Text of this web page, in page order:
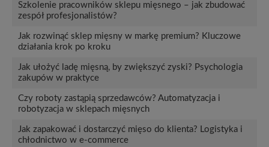
Szkolenie pracowników sklepu mięsnego – jak zbudować
zespół profesjonalistów?
Jak rozwinąć sklep mięsny w markę premium? Kluczowe
działania krok po kroku
Jak ułożyć ladę mięsną, by zwiększyć zyski? Psychologia
zakupów w praktyce
Czy roboty zastąpią sprzedawców? Automatyzacja i
robotyzacja w sklepach mięsnych
Jak zapakować i dostarczyć mięso do klienta? Logistyka i
chłodnictwo w e-commerce